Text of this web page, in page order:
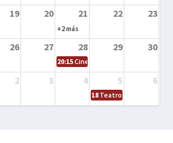
19 20 21 22 23
+2 más
26 27 28 29 30
20:15Cine en el calle – Tintín y el
2 3 4 5 6
18 Teatro – Tres